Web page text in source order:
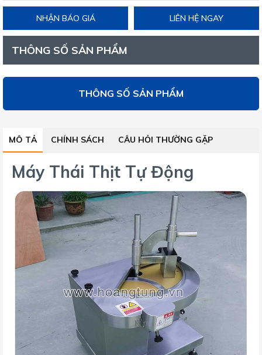
NHẬN BÁO GIÁ LIÊN HỆ NGAY
THÔNG SỐ SẢN PHẨM
THÔNG SỐ SẢN PHẨM
MÔ TẢ CHÍNH SÁCH CÂU HỎI THƯỜNG GẶP
Máy Thái Thịt Tự Động